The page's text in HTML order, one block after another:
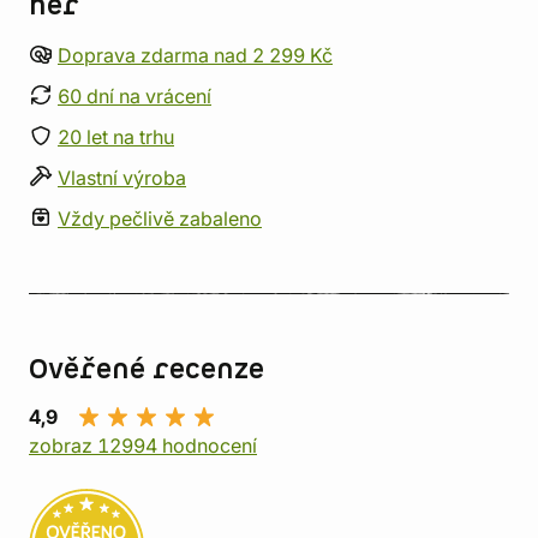
Doprava zdarma nad 2 299 Kč
60 dní na vrácení
20 let na trhu
Vlastní výroba
Vždy pečlivě zabaleno
Ověřené recenze
4,9
zobraz 12994 hodnocení